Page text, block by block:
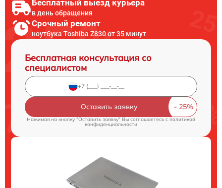
Бесплатный выезд курьера
в день обращения
Срочный ремонт
ноутбука Toshiba Z830 от 35 минут
Бесплатная консультация со
специалистом
Оставить заявку
Нажимая на кнопку "Оставить заявку" Вы соглашаетесь cполитикой
конфиденциальности